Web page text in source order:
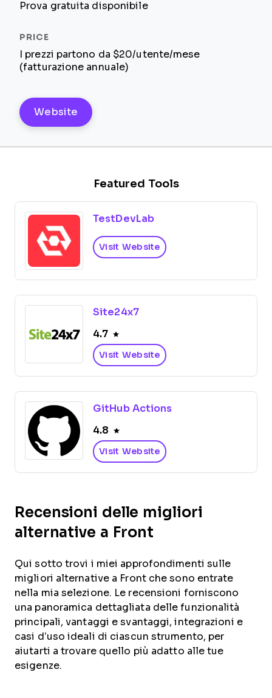
Prova gratuita disponibile
I prezzi partono da $20/utente/mese
(fatturazione annuale)
Website
Featured Tools
TestDevLab
Visit Website
Site24x7
4.7
Visit Website
GitHub Actions
4.8
Visit Website
Recensioni delle migliori
alternative a Front
Qui sotto trovi i miei approfondimenti sulle
migliori alternative a Front che sono entrate
nella mia selezione. Le recensioni forniscono
una panoramica dettagliata delle funzionalità
principali, vantaggi e svantaggi, integrazioni e
casi d’uso ideali di ciascun strumento, per
aiutarti a trovare quello più adatto alle tue
esigenze.